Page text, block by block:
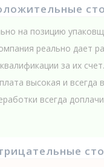
на позицию
реально дает
за их
высокая и всегда
всегда